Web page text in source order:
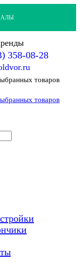
358-08-28
товаров
товаров